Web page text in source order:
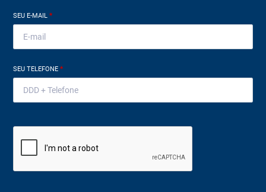
SEU E-MAIL*
SEU TELEFONE*